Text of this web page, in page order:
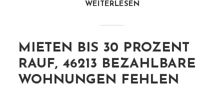
WEITERLESEN
MIETEN BIS 30 PROZENT
RAUF, 46213 BEZAHLBARE
WOHNUNGEN FEHLEN